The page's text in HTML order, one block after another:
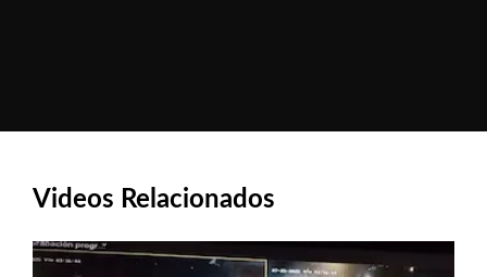
Videos Relacionados